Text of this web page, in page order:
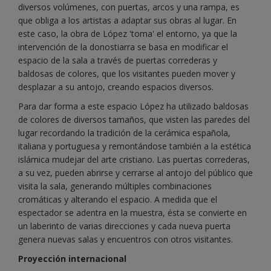
diversos volúmenes, con puertas, arcos y una rampa, es
que obliga a los artistas a adaptar sus obras al lugar. En
este caso, la obra de López 'toma' el entorno, ya que la
intervención de la donostiarra se basa en modificar el
espacio de la sala a través de puertas correderas y
baldosas de colores, que los visitantes pueden mover y
desplazar a su antojo, creando espacios diversos.
Para dar forma a este espacio López ha utilizado baldosas
de colores de diversos tamaños, que visten las paredes del
lugar recordando la tradición de la cerámica española,
italiana y portuguesa y remontándose también a la estética
islámica mudejar del arte cristiano. Las puertas correderas,
a su vez, pueden abrirse y cerrarse al antojo del público que
visita la sala, generando múltiples combinaciones
cromáticas y alterando el espacio. A medida que el
espectador se adentra en la muestra, ésta se convierte en
un laberinto de varias direcciones y cada nueva puerta
genera nuevas salas y encuentros con otros visitantes.
Proyección internacional